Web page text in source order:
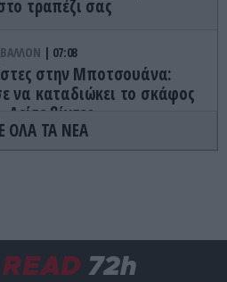
τραπέζι σας
07:08
στην Μποτσουάνα:
να καταδιώκει το σκάφος
Δείτε βίντεο
23:09
ΟΛΑ ΤΑ ΝΕΑ
72h